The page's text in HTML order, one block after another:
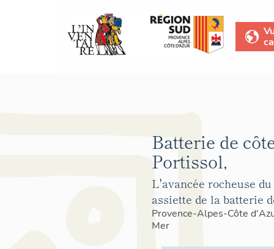
Batterie de
Portissol,
L'avancée rocheuse
assiette de la batterie
Provence-Alpes-Côte
Mer